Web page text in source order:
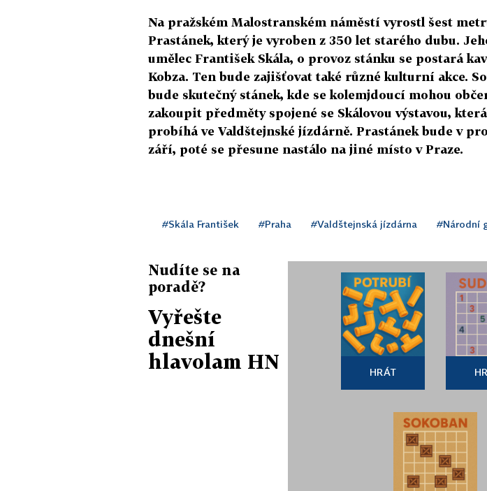
Na pražském Malostranském náměstí vyrostl šest
Prastánek, který je vyroben z 350 let starého dubu.
umělec František Skála, o provoz stánku se postará
Kobza. Ten bude zajišťovat také různé kulturní akce.
bude skutečný stánek, kde se kolemjdoucí mohou
zakoupit předměty spojené se Skálovou výstavou,
probíhá ve Valdštejnské jízdárně. Prastánek bude v
září, poté se přesune nastálo na jiné místo v Praze.
#Skála František #Praha #Valdštejnská jízdárna #Národní
Nudíte se na
poradě?
Vyřešte
dnešní
hlavolam HN
HRÁT